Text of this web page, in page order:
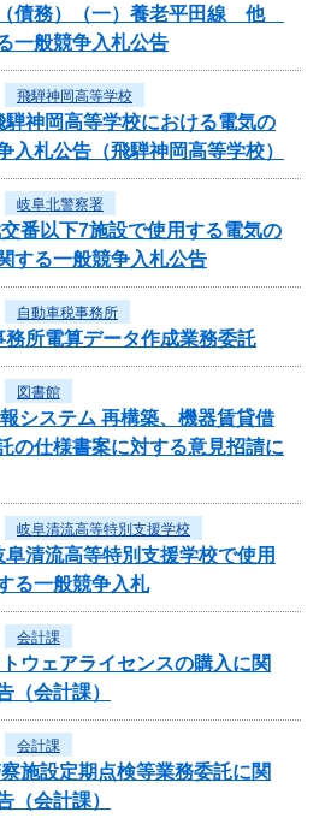
債務）（一）養老平田線 他
一般競争入札公告
飛騨神岡高等学校
神岡高等学校における電気の
入札公告（飛騨神岡高等学校）
岐阜北警察署
番以下7施設で使用する電気の
する一般競争入札公告
自動車税事務所
所電算データ作成業務委託
図書館
システム 再構築、機器賃貸借
の仕様書案に対する意見招請に
岐阜清流高等特別支援学校
清流高等特別支援学校で使用
る一般競争入札
会計課
ウェアライセンスの購入に関
（会計課）
会計課
施設定期点検等業務委託に関
（会計課）